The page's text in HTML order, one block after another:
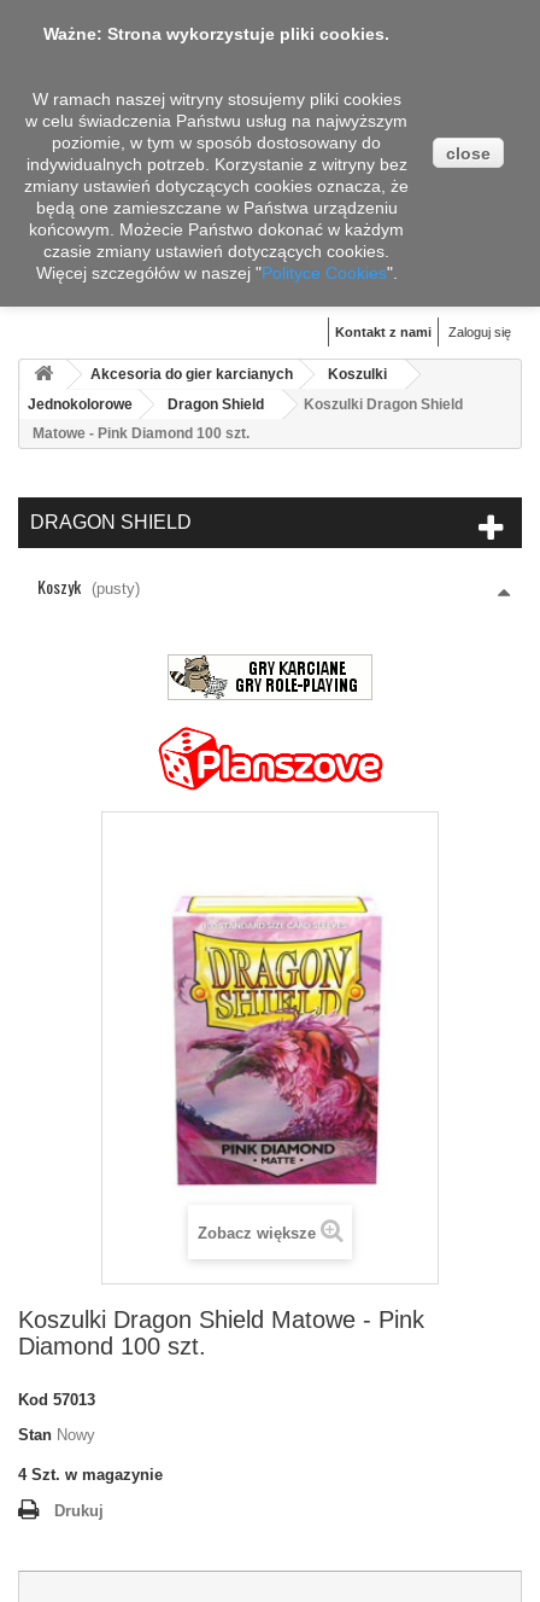
Koszyk (pusty)
Zaloguj się
Kontakt z nami
Akcesoria do gier karcianych
Koszulki
Jednokolorowe
Dragon Shield
Koszulki Dragon Shield
Matowe - Pink Diamond 100 szt.
DRAGON SHIELD
Koszyk (pusty)
Zobacz większe
Koszulki Dragon Shield Matowe - Pink
Diamond 100 szt.
Kod 57013
Stan Nowy
4 Szt. w magazynie
Drukuj
Ważne: Strona wykorzystuje pliki cookies.
W ramach naszej witryny stosujemy pliki cookies
w celu świadczenia Państwu usług na najwyższym
poziomie, w tym w sposób dostosowany do
indywidualnych potrzeb. Korzystanie z witryny bez
zmiany ustawień dotyczących cookies oznacza, że
będą one zamieszczane w Państwa urządzeniu
końcowym. Możecie Państwo dokonać w każdym
czasie zmiany ustawień dotyczących cookies.
Więcej szczegółów w naszej "Polityce Cookies".
close